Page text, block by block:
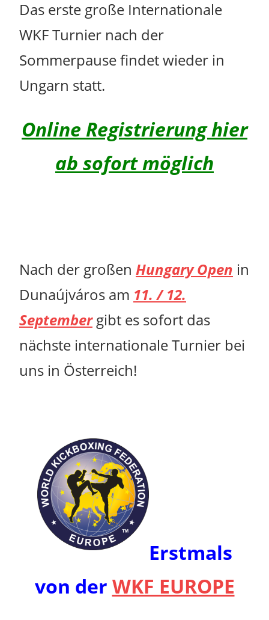
Das erste große Internationale
WKF Turnier nach der
Sommerpause findet wieder in
Ungarn statt.
Online Registrierung hier
ab sofort möglich
Nach der großen Hungary Open in
Dunaújváros am 11. / 12.
Septembergibt es sofort das
nächste internationale Turnier bei
uns in Österreich!
Erstmals
von der WKF EUROPE